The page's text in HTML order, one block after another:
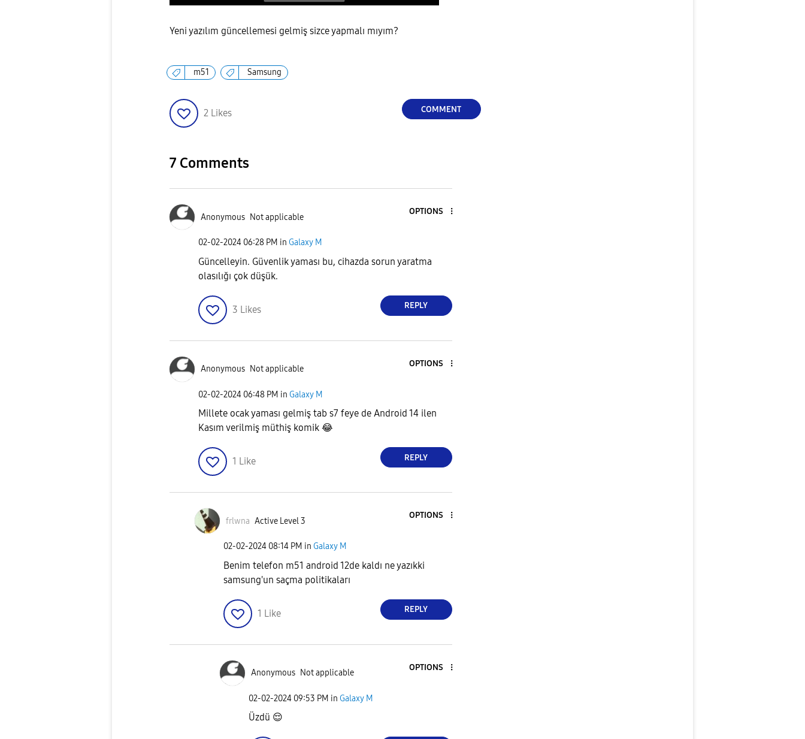
Yeni yazılım güncellemesi gelmiş sizce yapmalı mıyım?
m51 Samsung
2 Likes COMMENT
7 Comments
Anonymous Not applicable
OPTIONS
‎02-02-2024 06:28 PM in Galaxy M
Güncelleyin. Güvenlik yaması bu, cihazda sorun yaratma
olasılığı çok düşük.
3 Likes REPLY
Anonymous Not applicable
OPTIONS
‎02-02-2024 06:48 PM in Galaxy M
Millete ocak yaması gelmiş tab s7 feye de Android 14 ilen
Kasım verilmiş müthiş komik 😂
1 Like REPLY
frlwna Active Level 3
OPTIONS
‎02-02-2024 08:14 PM in Galaxy M
Benim telefon m51 android 12de kaldı ne yazıkki
samsung'un saçma politikaları
1 Like REPLY
Anonymous Not applicable
OPTIONS
‎02-02-2024 09:53 PM in Galaxy M
Üzdü 😌